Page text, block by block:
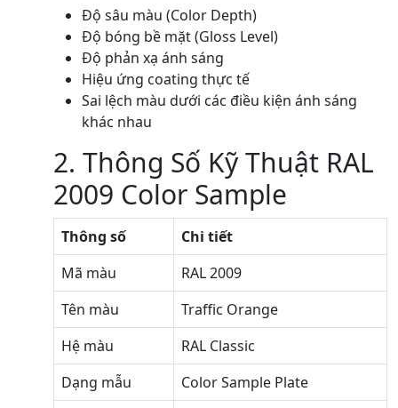
Độ sâu màu (Color Depth)
Độ bóng bề mặt (Gloss Level)
Độ phản xạ ánh sáng
Hiệu ứng coating thực tế
Sai lệch màu dưới các điều kiện ánh sáng
khác nhau
2. Thông Số Kỹ Thuật RAL
2009 Color Sample
Thông số
Chi tiết
Mã màu
RAL 2009
Tên màu
Traffic Orange
Hệ màu
RAL Classic
Dạng mẫu
Color Sample Plate